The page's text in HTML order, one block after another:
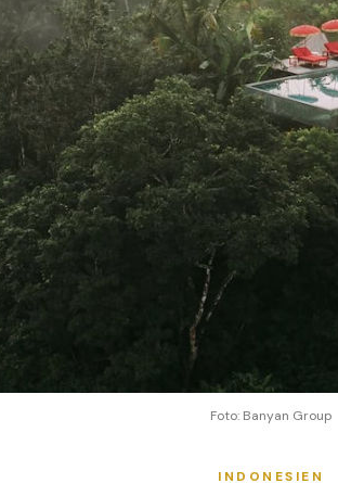
Foto: Banyan Group
INDONESIEN